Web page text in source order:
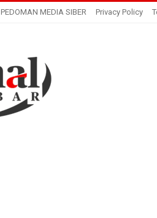
PEDOMAN MEDIA SIBER Privacy Policy